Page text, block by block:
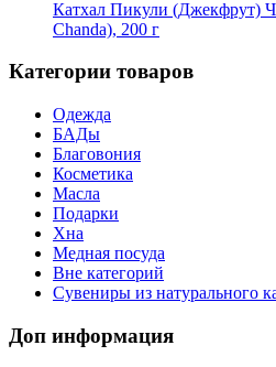
Катхал Пикули (Джекфрут)
Chanda), 200 г
Категории товаров
Одежда
БАДы
Благовония
Косметика
Масла
Подарки
Хна
Медная посуда
Вне категорий
Сувениры из натурального
Доп информация